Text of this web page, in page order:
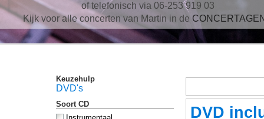
of telefonisch via 06-253 919 03
Kijk voor alle concerten van Martin in de
Keuzehulp
DVD's
Soort CD
DVD